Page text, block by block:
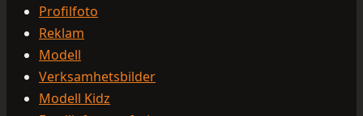
Profilfoto
Reklam
Modell
Verksamhetsbilder
Modell Kidz